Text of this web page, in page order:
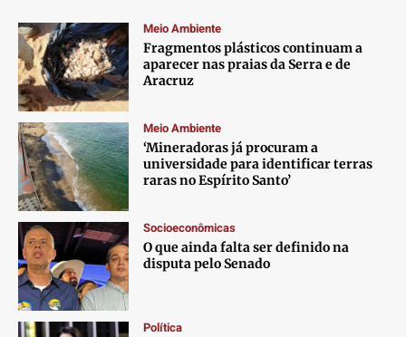
Meio Ambiente
Fragmentos plásticos continuam a
aparecer nas praias da Serra e de
Aracruz
Meio Ambiente
‘Mineradoras já procuram a
universidade para identificar terras
raras no Espírito Santo’
Socioeconômicas
O que ainda falta ser definido na
disputa pelo Senado
Política